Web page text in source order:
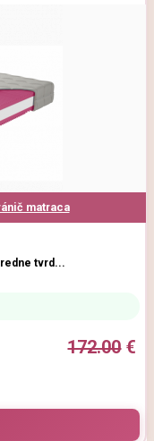
matraca
tvrd...
172.00€